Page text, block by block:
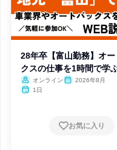
28年卒【富山勤務】オー
クスの仕事を1時間で学
オンライン
2026年8月
1日
お気に入り